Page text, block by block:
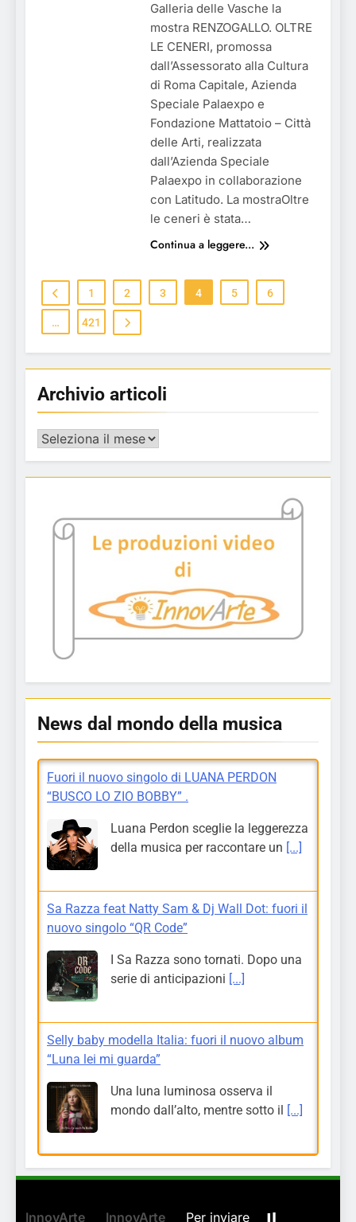
Galleria delle Vasche la
mostra RENZOGALLO. OLTRE
LE CENERI, promossa
dall’Assessorato alla Cultura
di Roma Capitale, Azienda
Speciale Palaexpo e
Fondazione Mattatoio – Città
delle Arti, realizzata
dall’Azienda Speciale
Palaexpo in collaborazione
con Latitudo. La mostraOltre
le ceneri è stata…
Continua a leggere...
1 2 3 4 5 6
… 421
Archivio articoli
Archivio
News dal mondo della musica
Fuori il nuovo singolo di LUANA PERDON
“BUSCO LO ZIO BOBBY” .
Luana Perdon sceglie la leggerezza
della musica per raccontare un [...]
Sa Razza feat Natty Sam & Dj Wall Dot: fuori il
nuovo singolo “QR Code”
I Sa Razza sono tornati. Dopo una
serie di anticipazioni [...]
Selly baby modella Italia: fuori il nuovo album
“Luna lei mi guarda”
Una luna luminosa osserva il
mondo dall’alto, mentre sotto il [...]
InnovArte
InnovArte
Per inviare